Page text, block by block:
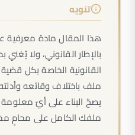
تنويه
هذا المقال مادة معرفية
بالإطار القانوني، ولا
القانونية الخاصة بكل
ملف باختلاف وقائعه وأدلته
يصحّ البناء على أيّ
ملفك الكامل على محامٍ